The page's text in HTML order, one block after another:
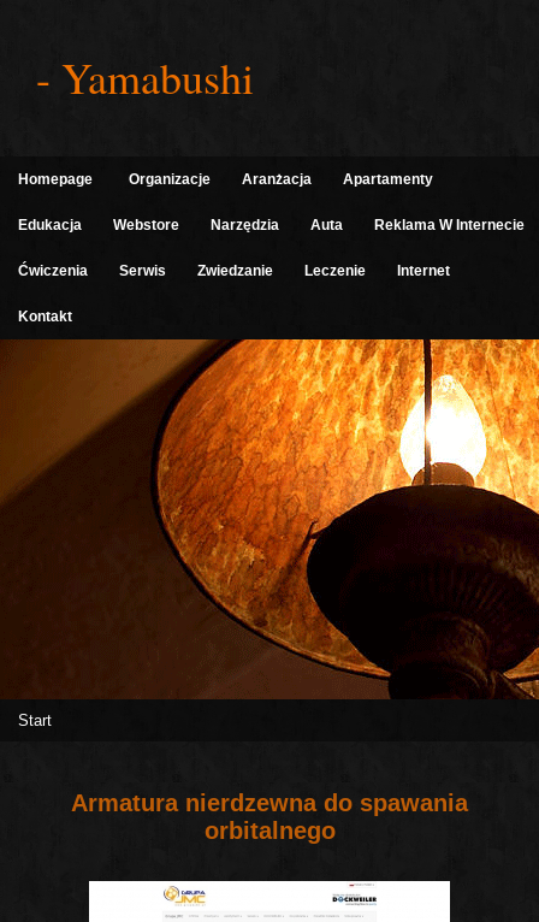
- Yamabushi
Homepage Organizacje Aranżacja Apartamenty
Edukacja Webstore Narzędzia Auta Reklama W Internecie
Ćwiczenia Serwis Zwiedzanie Leczenie Internet
Kontakt
Start
Armatura nierdzewna do spawania
orbitalnego